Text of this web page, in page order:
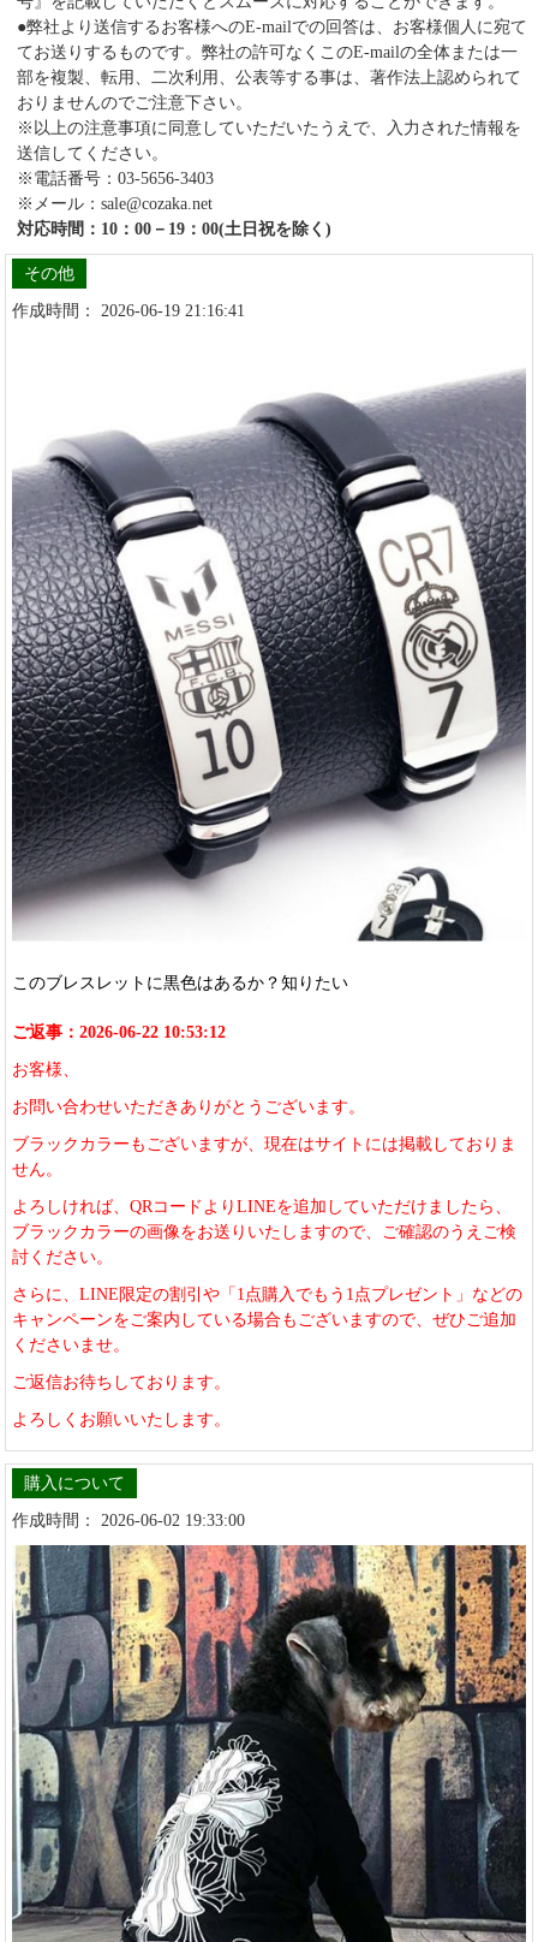
●弊社より送信するお客様へのE-mailでの回答は、お客様個人に宛て
てお送りするものです。弊社の許可なくこのE-mailの全体または一
部を複製、転用、二次利用、公表等する事は、著作法上認められて
おりませんのでご注意下さい。
※以上の注意事項に同意していただいたうえで、入力された情報を
送信してください。
※電話番号：03-5656-3403
※メール：sale@cozaka.net
対応時間：10：00－19：00(土日祝を除く)
その他
作成時間： 2026-06-19 21:16:41
このブレスレットに黒色はあるか？知りたい
ご返事：2026-06-22 10:53:12
お客様、
お問い合わせいただきありがとうございます。
ブラックカラーもございますが、現在はサイトには掲載しておりま
せん。
よろしければ、QRコードよりLINEを追加していただけましたら、
ブラックカラーの画像をお送りいたしますので、ご確認のうえご検
討ください。
さらに、LINE限定の割引や「1点購入でもう1点プレゼント」などの
キャンペーンをご案内している場合もございますので、ぜひご追加
くださいませ。
ご返信お待ちしております。
よろしくお願いいたします。
購入について
作成時間： 2026-06-02 19:33:00